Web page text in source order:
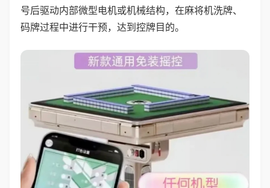
号后驱动内部微型电机或机械结构，在麻将机洗牌、
码牌过程中进行干预，达到控牌目的。